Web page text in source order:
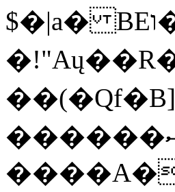
$�|a� BEו��w�{���;���q�X��d%�������W� hU�(�1�Ū}9�S�F<��i�L3�;�
��(�Qf�B]
������ޞ��ϟak��r��_39$�8�p���7�2�yIZ�R��x��/